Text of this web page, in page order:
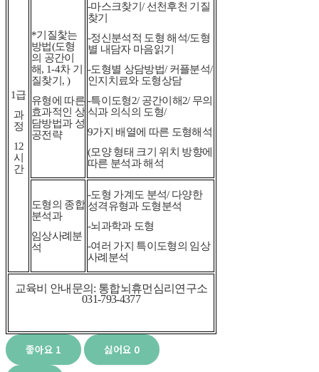
1급
과
정
12
시
간
*기질찿는
방법(도형
의 공간이
해, 1-4차 기
질찾기, )
유형에 따른
효과적인 상
담방법과 성
공전략
-마스크찾기/ 선천후천 기질
찾기
-정신분석적 도형 해석/도형
별 내담자 마음읽기
-도형별 상담방법/ 커플분석/
인지치료와 도형상담
-특이도형2/ 공간이해2/ 무의
식과 의식의 도형/
9가지 배열에 따른 도형해석
(모양 형태 크기 위치 방향에
따른 분석과 해석
도형의 종합
분석과
임상사례분
석
-도형 가계도 분석/ 다양한
성격유형과 도형분석
-뇌과학과 도형
-여러 가지 특이도형의 임상
사례분석
교육비 안내 문의: 통합뇌휴먼심리연구소
031-793-4377
좋아요 1 싫어요 0